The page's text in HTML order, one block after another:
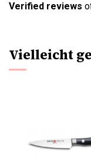
Verified reviews
Vielleicht